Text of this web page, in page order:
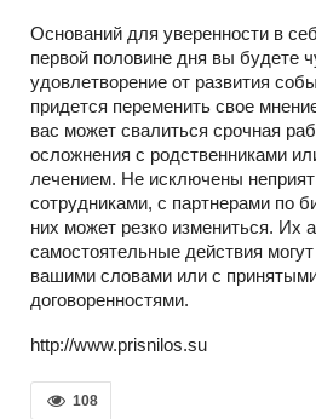
Оснований для уверенности в
первой половине дня вы будете
удовлетворение от развития
придется переменить свое
вас может свалиться срочная
осложнения с родственниками
лечением. Не исключены
сотрудниками, с партнерами по
них может резко измениться. Их
самостоятельные действия
вашими словами или с
договоренностями.
http://www.prisnilos.su
108